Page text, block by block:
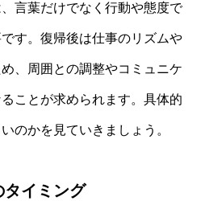
言葉だけでなく行動や態度で
す。復帰後は仕事のリズムや
、周囲との調整やコミュニケ
ことが求められます。具体的
のかを見ていきましょう。
タイミング